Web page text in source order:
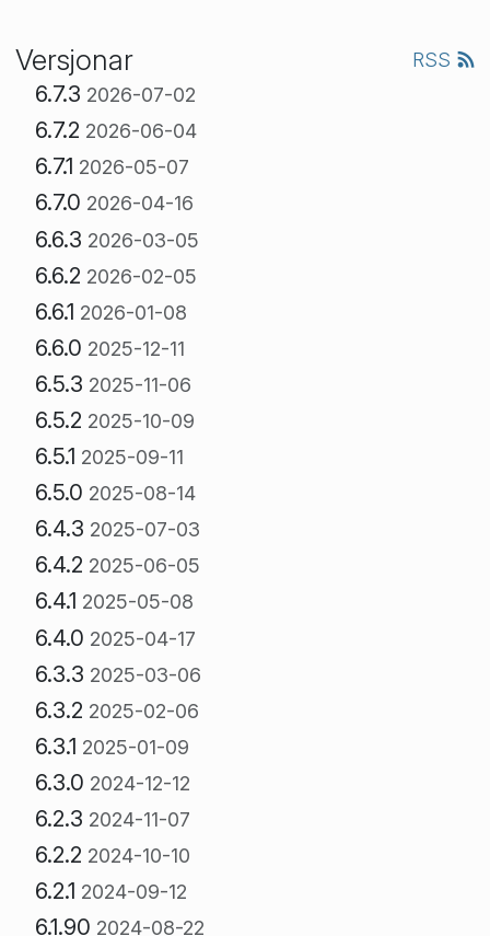
Versjonar RSS
6.7.3 2026-07-02
6.7.2 2026-06-04
6.7.1 2026-05-07
6.7.0 2026-04-16
6.6.3 2026-03-05
6.6.2 2026-02-05
6.6.1 2026-01-08
6.6.0 2025-12-11
6.5.3 2025-11-06
6.5.2 2025-10-09
6.5.1 2025-09-11
6.5.0 2025-08-14
6.4.3 2025-07-03
6.4.2 2025-06-05
6.4.1 2025-05-08
6.4.0 2025-04-17
6.3.3 2025-03-06
6.3.2 2025-02-06
6.3.1 2025-01-09
6.3.0 2024-12-12
6.2.3 2024-11-07
6.2.2 2024-10-10
6.2.1 2024-09-12
6.1.90 2024-08-22